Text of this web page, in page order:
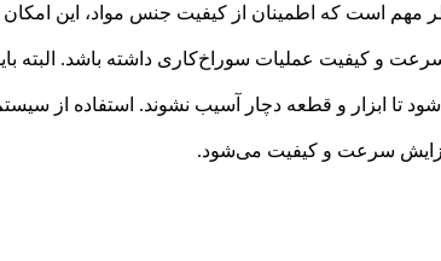
مهم است که اطمینان از کیفیت جنس مواد، این
و کیفیت عملیات سوراخ‌کاری داشته باشد. البته
تا ابزار و قطعه دچار آسیب نشوند. استفاده از
افزایش سرعت و کیفیت می‌شود.